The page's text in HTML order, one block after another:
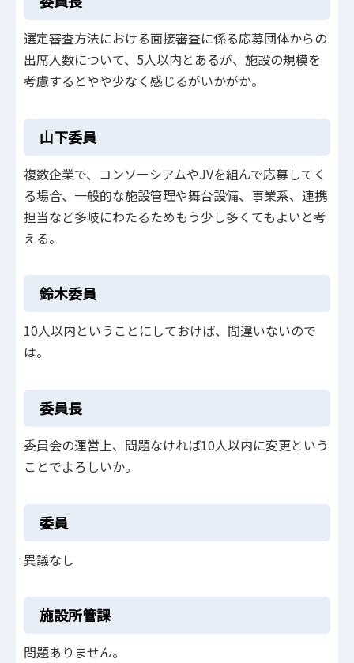
選定審査方法における面接審査に係る応募団体からの
出席人数について、5人以内とあるが、施設の規模を
考慮するとやや少なく感じるがいかがか。
山下委員
複数企業で、コンソーシアムやJVを組んで応募してく
る場合、一般的な施設管理や舞台設備、事業系、連携
担当など多岐にわたるためもう少し多くてもよいと考
える。
鈴木委員
10人以内ということにしておけば、間違いないので
は。
委員長
委員会の運営上、問題なければ10人以内に変更という
ことでよろしいか。
委員
異議なし
施設所管課
問題ありません。